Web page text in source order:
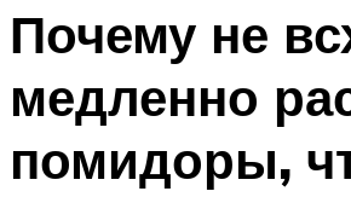
Почему не
медленно
помидоры,